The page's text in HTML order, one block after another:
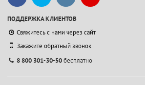
ПОДДЕРЖКА КЛИЕНТОВ
Свяжитесь с нами через сайт
Закажите обратный звонок
8 800 301-30-50бесплатно